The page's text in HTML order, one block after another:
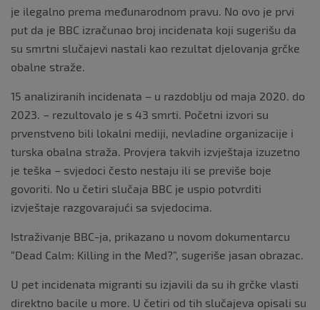
je ilegalno prema međunarodnom pravu. No ovo je prvi
put da je BBC izračunao broj incidenata koji sugerišu da
su smrtni slučajevi nastali kao rezultat djelovanja grčke
obalne straže.
15 analiziranih incidenata – u razdoblju od maja 2020. do
2023. – rezultovalo je s 43 smrti. Početni izvori su
prvenstveno bili lokalni mediji, nevladine organizacije i
turska obalna straža. Provjera takvih izvještaja izuzetno
je teška – svjedoci često nestaju ili se previše boje
govoriti. No u četiri slučaja BBC je uspio potvrditi
izvještaje razgovarajući sa svjedocima.
Istraživanje BBC-ja, prikazano u novom dokumentarcu
“Dead Calm: Killing in the Med?”, sugeriše jasan obrazac.
U pet incidenata migranti su izjavili da su ih grčke vlasti
direktno bacile u more. U četiri od tih slučajeva opisali su